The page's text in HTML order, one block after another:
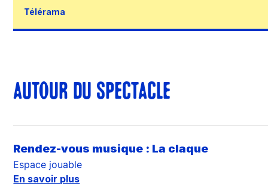
Télérama
AUTOUR DU SPECTACLE
Rendez-vous musique : La claque
Espace jouable
En savoir plus